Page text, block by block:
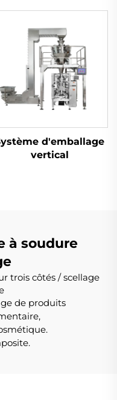
d'emballage
vertical
à soudure
trois côtés / scellage
de produits